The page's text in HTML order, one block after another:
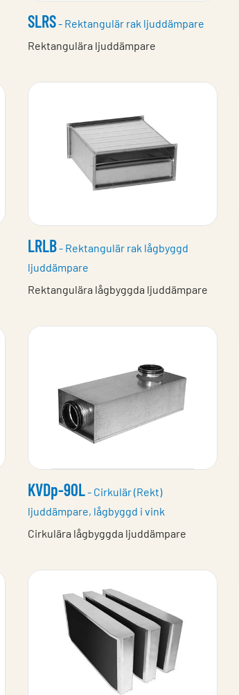
SLRS- Rektangulär rak ljuddämpare
Rektangulära ljuddämpare
LRLB- Rektangulär rak lågbyggd
ljuddämpare
Rektangulära lågbyggda ljuddämpare
KVDp-90L- Cirkulär (Rekt)
ljuddämpare, lågbyggd i vink
Cirkulära lågbyggda ljuddämpare